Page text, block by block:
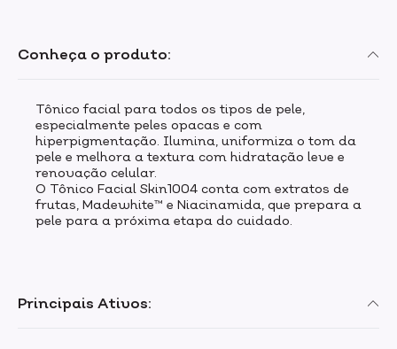
Principais Ativos:
Conheça o produto:
Tônico facial para todos os tipos de pele,
especialmente peles opacas e com
hiperpigmentação. Ilumina, uniformiza o tom da
pele e melhora a textura com hidratação leve e
renovação celular.
O Tônico Facial Skin1004 conta com extratos de
frutas, Madewhite™ e Niacinamida, que prepara a
pele para a próxima etapa do cuidado.